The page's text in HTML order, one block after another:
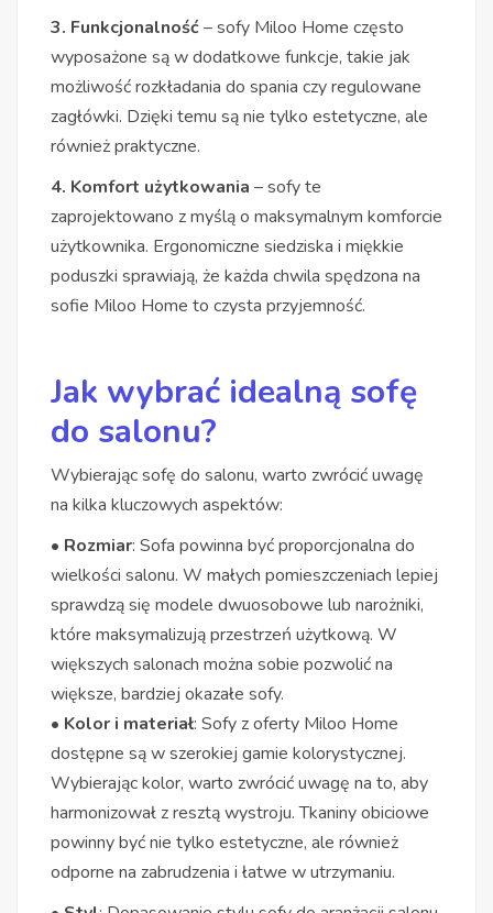
3. Funkcjonalność– sofy Miloo Home często
wyposażone są w dodatkowe funkcje, takie jak
możliwość rozkładania do spania czy regulowane
zagłówki. Dzięki temu są nie tylko estetyczne, ale
również praktyczne.
4. Komfort użytkowania – sofy te
zaprojektowano z myślą o maksymalnym komforcie
użytkownika. Ergonomiczne siedziska i miękkie
poduszki sprawiają, że każda chwila spędzona na
sofie Miloo Home to czysta przyjemność.
Jak wybrać idealną sofę
do salonu?
Wybierając sofę do salonu, warto zwrócić uwagę
na kilka kluczowych aspektów:
• Rozmiar: Sofa powinna być proporcjonalna do
wielkości salonu. W małych pomieszczeniach lepiej
sprawdzą się modele dwuosobowe lub narożniki,
które maksymalizują przestrzeń użytkową. W
większych salonach można sobie pozwolić na
większe, bardziej okazałe sofy.
• Kolor i materiał: Sofy z oferty Miloo Home
dostępne są w szerokiej gamie kolorystycznej.
Wybierając kolor, warto zwrócić uwagę na to, aby
harmonizował z resztą wystroju. Tkaniny obiciowe
powinny być nie tylko estetyczne, ale również
odporne na zabrudzenia i łatwe w utrzymaniu.